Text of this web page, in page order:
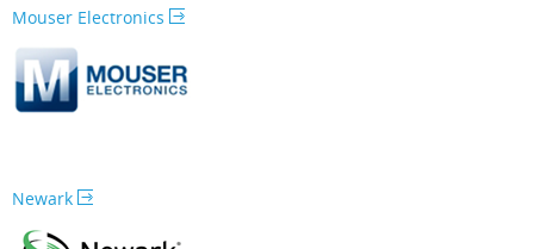
Mouser Electronics
Newark